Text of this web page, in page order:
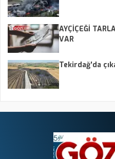
AYÇİÇEĞİ
VAR
Tekirdağ'da